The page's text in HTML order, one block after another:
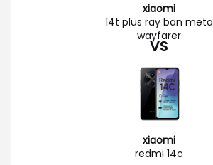
xiaomi
14t plus ray ban meta
wayfarer
VS
xiaomi
redmi 14c